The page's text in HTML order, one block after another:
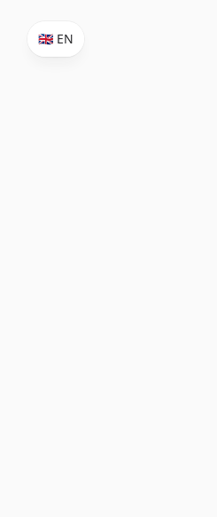
🇬🇧 EN